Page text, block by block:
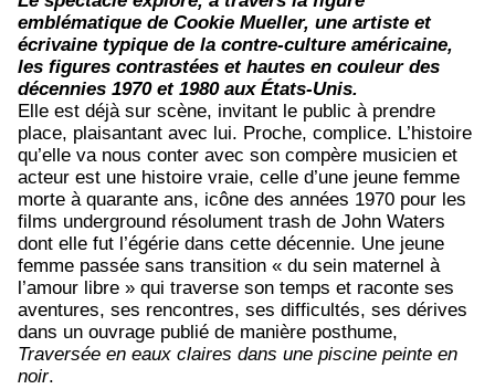
emblématique de Cookie Mueller, une artiste et
écrivaine typique de la contre-culture américaine,
les figures contrastées et hautes en couleur des
décennies 1970 et 1980 aux États-Unis.
Elle est déjà sur scène, invitant le public à prendre
place, plaisantant avec lui. Proche, complice. L’histoire
qu’elle va nous conter avec son compère musicien et
acteur est une histoire vraie, celle d’une jeune femme
morte à quarante ans, icône des années 1970 pour les
films underground résolument trash de John Waters
dont elle fut l’égérie dans cette décennie. Une jeune
femme passée sans transition « du sein maternel à
l’amour libre » qui traverse son temps et raconte ses
aventures, ses rencontres, ses difficultés, ses dérives
dans un ouvrage publié de manière posthume,
Traversée en eaux claires dans une piscine peinte en
noir.